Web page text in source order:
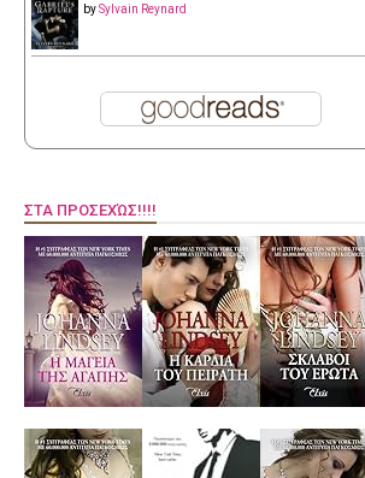
bySylvain Reynard
ΣΤΑ ΠΡΟΣΕΧΏΣ!!!!